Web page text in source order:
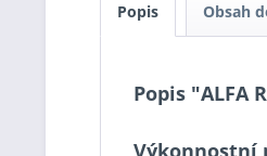
Popis Obsah
Popis "ALFA
Výkonnostní